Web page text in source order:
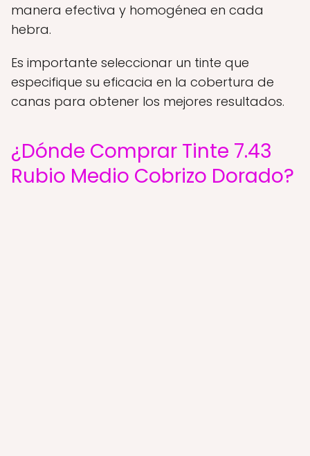
manera efectiva y homogénea en cada
hebra.
Es importante seleccionar un tinte que
especifique su eficacia en la cobertura de
canas para obtener los mejores resultados.
¿Dónde Comprar Tinte 7.43
Rubio Medio Cobrizo Dorado?